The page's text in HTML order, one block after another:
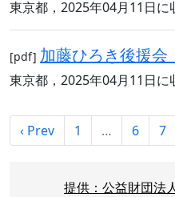
東京都，2025年04月11日に
[pdf] 加藤ひろき後援会
東京都，2025年04月11日に
‹ Prev 1 … 6 7
提供：公益財団法